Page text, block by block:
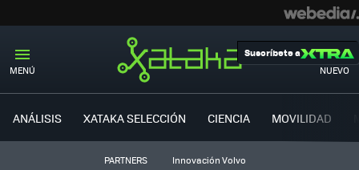
MENÚ NUEVO
Suscríbete a
ANÁLISIS XATAKA SELECCIÓN CIENCIA MOVILIDAD
PARTNERS Innovación Volvo